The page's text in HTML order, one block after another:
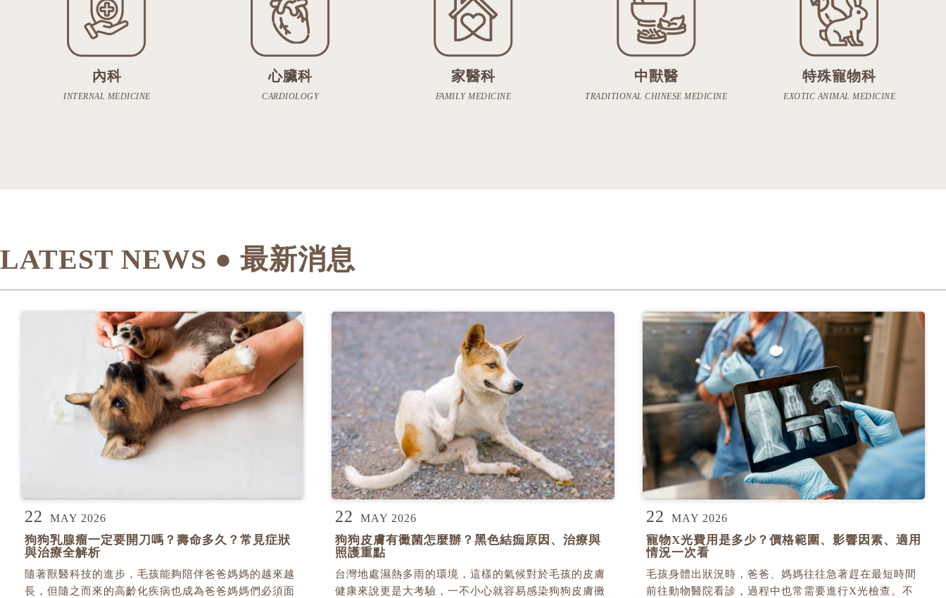
內科
INTERNAL MEDICINE
心臟科
CARDIOLOGY
家醫科
FAMILY MEDICINE
中獸醫
TRADITIONAL CHINESE MEDICINE
特殊寵物科
EXOTIC ANIMAL MEDICINE
LATEST NEWS ● 最新消息
22 MAY 2026
狗狗乳腺瘤一定要開刀嗎？壽命多久？常見症狀
與治療全解析
隨著獸醫科技的進步，毛孩能夠陪伴爸爸媽媽的越來越
長，但隨之而來的高齡化疾病也成為爸爸媽媽們必須面
22 MAY 2026
狗狗皮膚有黴菌怎麼辦？黑色結痂原因、治療與
照護重點
台灣地處濕熱多雨的環境，這樣的氣候對於毛孩的皮膚
健康來說更是大考驗，一不小心就容易感染狗狗皮膚黴
22 MAY 2026
寵物X光費用是多少？價格範圍、影響因素、適用
情況一次看
毛孩身體出狀況時，爸爸、媽媽往往急著趕在最短時間
前往動物醫院看診，過程中也常需要進行X光檢查。不